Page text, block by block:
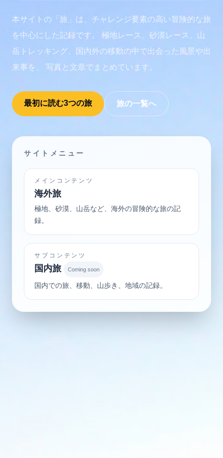
本サイトの「旅」は、チャレンジ要素の高い冒険的な旅
を中心にした記録です。 極地レース、砂漠レース、山
岳トレッキング、国内外の移動の中で出会った風景や出
来事を、 写真と文章でまとめています。
最初に読む3つの旅 旅の一覧へ
サイトメニュー
メインコンテンツ
海外旅
極地、砂漠、山岳など、海外の冒険的な旅の記
録。
サブコンテンツ
国内旅 Coming soon
国内での旅、移動、山歩き、地域の記録。